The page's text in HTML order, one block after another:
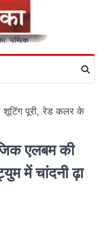
शूटिंग पूरी, रेड कलर के
एलबम की
में चांदनी ढ़ा